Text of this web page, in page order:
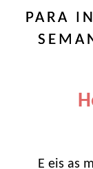
PARA
E eis as